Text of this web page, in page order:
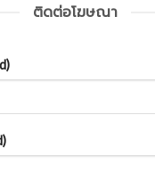
ติดต่อโฆษณา